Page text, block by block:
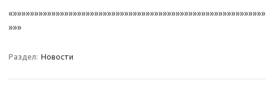
«»»»»»»»»»»»»»»»»»»»»»»»»»»»»»»»»»»»»»»»»»»»»»»»»»»»»»»»»»»»
»»»
Раздел: Новости